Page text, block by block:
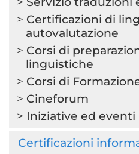
Certificazioni di
autovalutazione
Corsi di
linguistiche
Corsi di
Cineforum
Iniziative ed eventi
Certificazioni